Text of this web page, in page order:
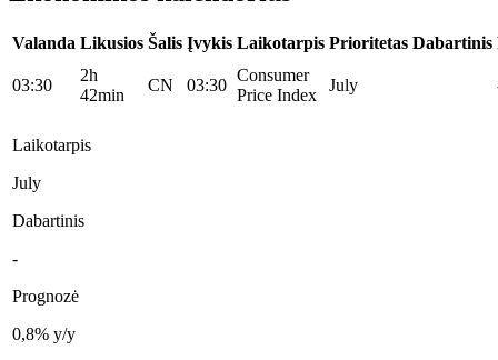
Valanda Likusios Šalis Įvykis Laikotarpis Prioritetas Dabartinis
03:30
2h
42min
CN 03:30
Consumer
Price Index
July
Laikotarpis
July
Dabartinis
-
Prognozė
0,8% y/y